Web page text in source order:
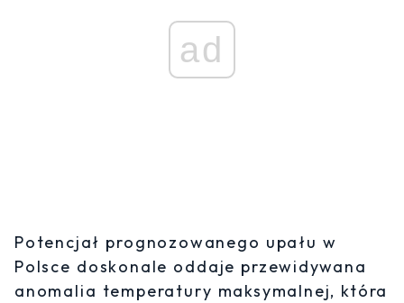
ad
Potencjał prognozowanego upału w
Polsce doskonale oddaje przewidywana
anomalia temperatury maksymalnej, która